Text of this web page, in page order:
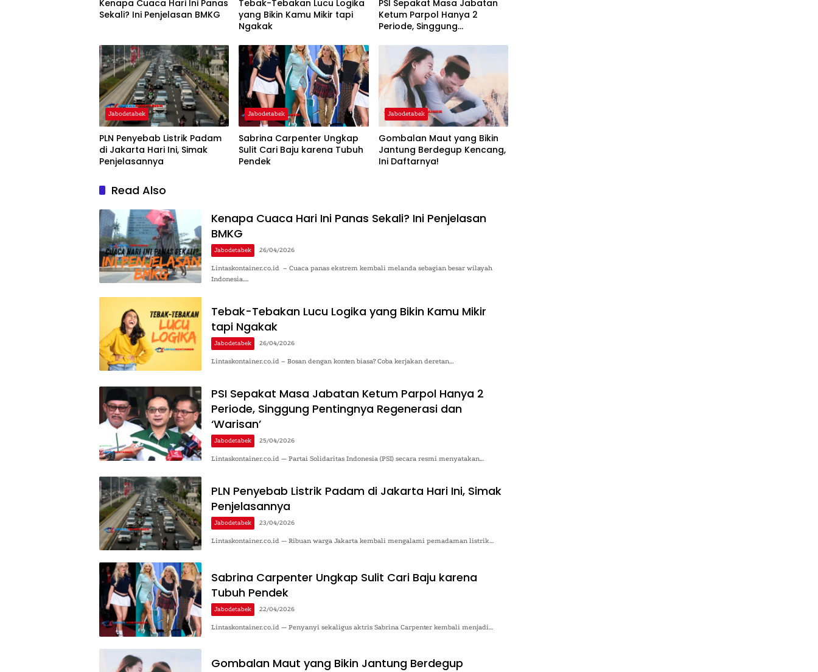
Kenapa Cuaca Hari Ini Panas
Sekali? Ini Penjelasan BMKG
Tebak-Tebakan Lucu Logika
yang Bikin Kamu Mikir tapi
Ngakak
PSI Sepakat Masa Jabatan
Ketum Parpol Hanya 2
Periode, Singgung
‘Warisan’
Jabodetabek
PLN Penyebab Listrik Padam
di Jakarta Hari Ini, Simak
Penjelasannya
Jabodetabek
Sabrina Carpenter Ungkap
Sulit Cari Baju karena Tubuh
Pendek
Jabodetabek
Gombalan Maut yang Bikin
Jantung Berdegup Kencang,
Ini Daftarnya!
Read Also
Kenapa Cuaca Hari Ini Panas Sekali? Ini Penjelasan
BMKG
Jabodetabek 26/04/2026
Lintaskontainer.co.id – Cuaca panas ekstrem kembali melanda sebagian besar wilayah
Indonesia….
Tebak-Tebakan Lucu Logika yang Bikin Kamu Mikir
tapi Ngakak
Jabodetabek 26/04/2026
Lintaskontainer.co.id – Bosan dengan konten biasa? Coba kerjakan deretan…
PSI Sepakat Masa Jabatan Ketum Parpol Hanya 2
Periode, Singgung Pentingnya Regenerasi dan
‘Warisan’
Jabodetabek 25/04/2026
Lintaskontainer.co.id — Partai Solidaritas Indonesia (PSI) secara resmi menyatakan…
PLN Penyebab Listrik Padam di Jakarta Hari Ini, Simak
Penjelasannya
Jabodetabek 23/04/2026
Lintaskontainer.co.id — Ribuan warga Jakarta kembali mengalami pemadaman listrik…
Sabrina Carpenter Ungkap Sulit Cari Baju karena
Tubuh Pendek
Jabodetabek 22/04/2026
Lintaskontainer.co.id — Penyanyi sekaligus aktris Sabrina Carpenter kembali menjadi…
Gombalan Maut yang Bikin Jantung Berdegup